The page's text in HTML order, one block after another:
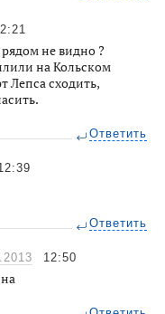
не видно ?
на Кольском
Лепса сходить,
Ответить
Ответить
12:50